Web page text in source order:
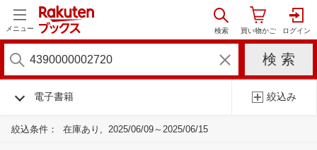
メニュー
電子書籍 絞込み
絞込条件： 在庫あり 2025/06/09～2025/06/15